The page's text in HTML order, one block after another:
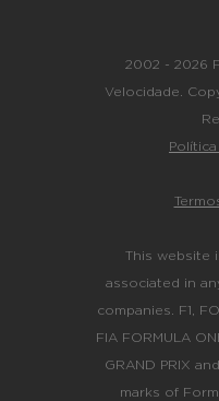
2002 - 2026
Velocidade.
This website
associated in
companies. F1,
FIA FORMULA
GRAND PRIX
marks of